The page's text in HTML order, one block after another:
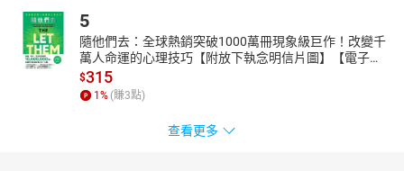
你會避開13樓的飯店房間、擔心打破鏡子會招厄運、認為黑貓
不祥？還是隨身攜帶幸運小物、或是在人生重要事件前會有個人專
屬的好運儀式？
迷信的發展經歷許多轉折，但從文明之初延續至今，背後始終
有個一致的脈絡。過去人之所以迷信的理由，大部分在今日依然可
5
隨他們去：全球熱銷突破1000萬冊現象級巨作！改變千
萬人命運的心理技巧【附放下執念明信片圖】【電子
書】
$315
1 % (賺3點)
查看更多